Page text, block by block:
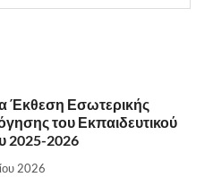
Έκθεση Εσωτερικής
του Εκπαιδευτικού
2025-2026
2026